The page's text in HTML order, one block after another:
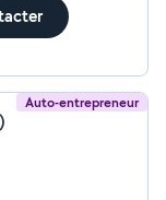
Auto-entrepreneur